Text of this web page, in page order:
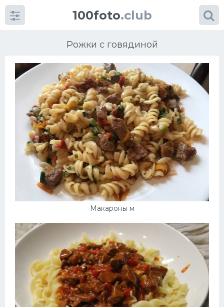
100foto.club
Рожки с говядиной
Макароны м
Категориикартинок
Супы
Мясные блюда
Печенье
Выпечка
Десерт
Напитки
Дизайн комнаты